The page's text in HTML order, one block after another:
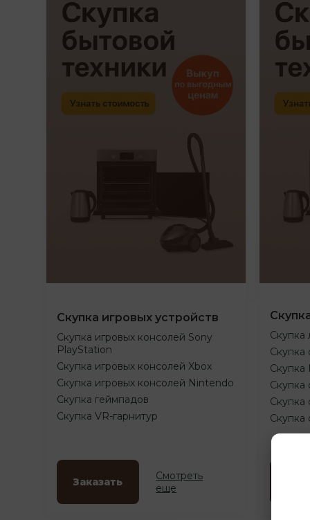
Скупка игровых устройств
Скупка игровых консолей Sony
PlayStation
Скупка игровых консолей Xbox
Скупка игровых консолей Nintendo
Скупка геймпадов
Скупка VR-гарнитур
Заказать
Смотреть
еще
Скупка
Скупка
Скупка
Скупка
Скупка